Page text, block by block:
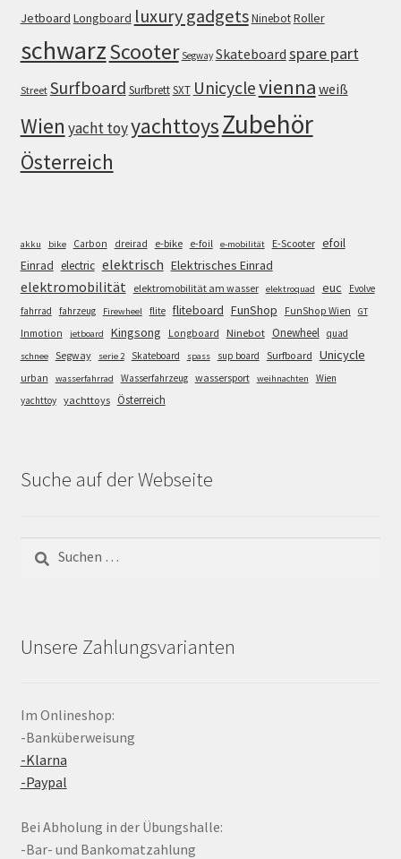
Jetboard Longboard luxury gadgetsNinebotRoller
schwarzScooter Segway Skateboard spare part
Street Surfboard SurfbrettSXT Unicyclevienna weiß
Wien yacht toyyachttoysZubehör
Österreich
akku bike Carbon dreirad e-bike e-foil e-mobilität E-Scooter efoil
Einrad electric elektrisch Elektrisches Einrad
elektromobilität elektromobilität am wasser elektroquad euc
Evolve
fahrrad
fahrzeug Firewheel flite fliteboard FunShop FunShop Wien GT
Inmotion jetboard Kingsong Longboard Ninebot Onewheel quad
schnee Segway serie 2 Skateboard spass sup board Surfboard Unicycle
urban wasserfahrrad Wasserfahrzeug wassersport weihnachten
Wien
yachttoy yachttoys Österreich
Suche auf der Webseite
nach:
Unsere Zahlungsvarianten
Im Onlineshop:
-Banküberweisung
-Klarna
-Paypal
Bei Abholung in der Übungshalle:
-Bar- und Bankomatzahlung